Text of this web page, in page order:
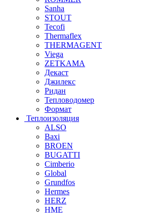
Sanha
STOUT
Tecofi
Thermaflex
THERMAGENT
Viega
ZETKAMA
Декаст
Джилекс
Ридан
Тепловодомер
Формат
Теплоизоляция
ALSO
Baxi
BROEN
BUGATTI
Cimberio
Global
Grundfos
Hermes
HERZ
HME